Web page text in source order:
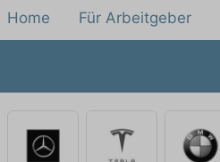
Home Für Arbeitgeber